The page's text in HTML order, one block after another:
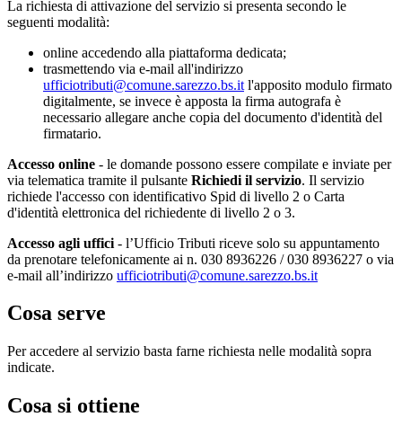
La richiesta di attivazione del servizio si presenta secondo le
seguenti modalità:
online accedendo alla piattaforma dedicata;
trasmettendo via e-mail all'indirizzo
ufficiotributi@comune.sarezzo.bs.it l'apposito modulo firmato
digitalmente, se invece è apposta la firma autografa è
necessario allegare anche copia del documento d'identità del
firmatario.
Accesso online - le domande possono essere compilate e inviate per
via telematica tramite il pulsante Richiedi il servizio. Il servizio
richiede l'accesso con identificativo Spid di livello 2 o Carta
d'identità elettronica del richiedente di livello 2 o 3.
Accesso agli uffici - l’Ufficio Tributi riceve solo su appuntamento
da prenotare telefonicamente ai n. 030 8936226 / 030 8936227 o via
e-mail all’indirizzo ufficiotributi@comune.sarezzo.bs.it
Cosa serve
Per accedere al servizio basta farne richiesta nelle modalità sopra
indicate.
Cosa si ottiene